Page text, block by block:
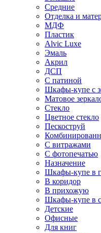
Средние
Отделка и
МДФ
Пластик
Alvic Luxe
Эмаль
Акрил
ДСП
С патиной
Шкафы-купе с
Матовое
Стекло
Цветное стекло
Пескоструй
С витражами
С фотопечатью
Назначение
Шкафы-купе в
В коридор
В прихожую
Шкафы-купе в
Детские
Офисные
Для книг